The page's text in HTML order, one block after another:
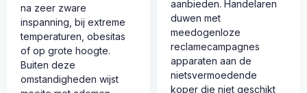
na zeer zware
inspanning, bij extreme
temperaturen, obesitas
of op grote hoogte.
Buiten deze
omstandigheden wijst
aanbieden. Handelaren
duwen met
meedogenloze
reclamecampagnes
apparaten aan de
nietsvermoedende
koper die niet geschikt